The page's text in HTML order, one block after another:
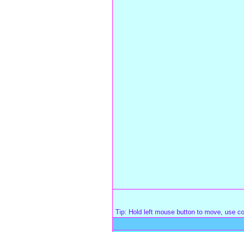
Tip: Hold left mouse button to move, use